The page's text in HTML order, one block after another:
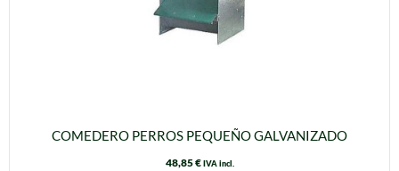
COMEDERO PERROS PEQUEÑO GALVANIZADO
48,85€ IVA incl.